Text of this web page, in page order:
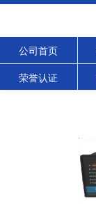
公司首页
荣誉认证